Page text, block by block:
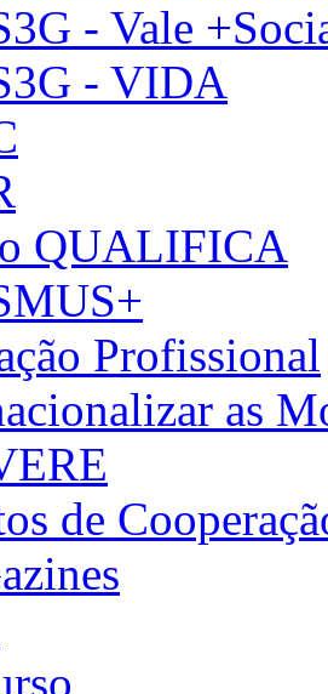
- Vale
- VIDA
QUALIFICA
Profissional
as
de